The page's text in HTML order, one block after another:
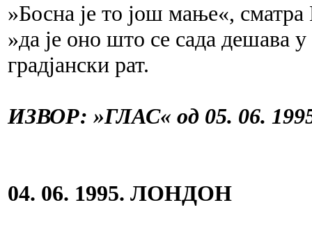
»Босна је то још мање«,
»да је оно што се сада дешава
градјански рат.
ИЗВОР: »ГЛАС« од 05. 06.
04. 06. 1995. ЛОНДОН